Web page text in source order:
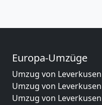
Europa-Umzüge
Umzug von
Umzug von
Umzug von